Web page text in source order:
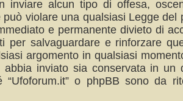
inviare alcun tipo di offesa,
può violare una qualsiasi Legge
e permanente divieto di
per salvaguardare e rinforzare
argomento in qualsiasi
abbia inviato sia conservata in
“Ufoforum.it” o phpBB sono da